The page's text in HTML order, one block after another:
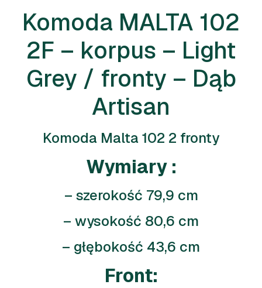
Komoda MALTA 102
2F – korpus – Light
Grey / fronty – Dąb
Artisan
Komoda Malta 102 2 fronty
Wymiary :
– szerokość 79,9 cm
– wysokość 80,6 cm
– głębokość 43,6 cm
Front: